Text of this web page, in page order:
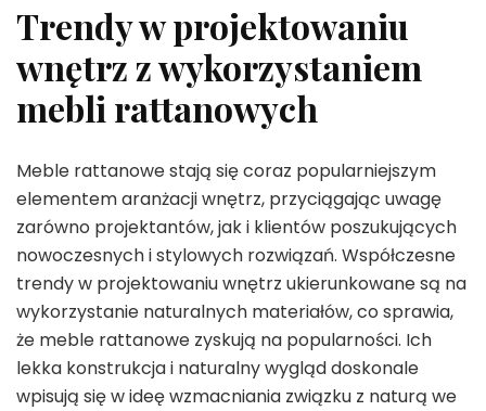
Trendy w projektowaniu
wnętrz z wykorzystaniem
mebli rattanowych
Meble rattanowe stają się coraz popularniejszym
elementem aranżacji wnętrz, przyciągając uwagę
zarówno projektantów, jak i klientów poszukujących
nowoczesnych i stylowych rozwiązań. Współczesne
trendy w projektowaniu wnętrz ukierunkowane są na
wykorzystanie naturalnych materiałów, co sprawia,
że meble rattanowe zyskują na popularności. Ich
lekka konstrukcja i naturalny wygląd doskonale
wpisują się w ideę wzmacniania związku z naturą we